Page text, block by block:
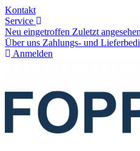
Kontakt
Service
Neu eingetroffen Zuletzt angesehen
Über uns Zahlungs- und
Anmelden